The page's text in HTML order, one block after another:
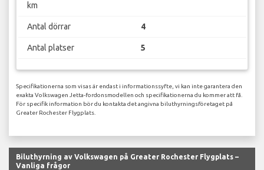
km
Antal dörrar 4
Antal platser 5
Specifikationerna som visas är endast i informationssyfte, vi kan inte garantera den
exakta Volkswagen Jetta-fordonsmodellen och specifikationerna du kommer att få.
För specifik information bör du kontakta det angivna biluthyrningsföretaget på
Greater Rochester Flygplats.
Biluthyrning av Volkswagen på Greater Rochester Flygplats –
Vanliga frågor